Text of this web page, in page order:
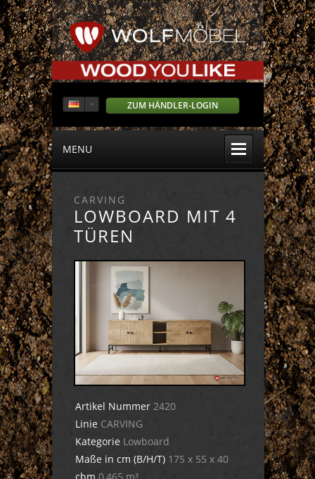
ZUM HÄNDLER-LOGIN
MENU
CARVING
LOWBOARD MIT 4
TÜREN
Artikel Nummer 2420
Linie CARVING
Kategorie Lowboard
Maße in cm (B/H/T) 175 x 55 x 40